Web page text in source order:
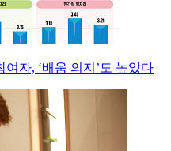
자, ‘배움 의지’도 높았다